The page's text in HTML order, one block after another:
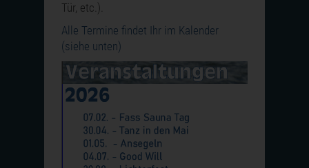
Tür, etc.).
Alle Termine findet Ihr im Kalender
(siehe unten)